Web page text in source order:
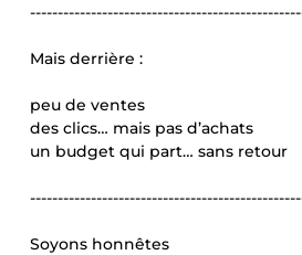
Mais derrière :
peu de ventes
des clics… mais pas d’achats
un budget qui part… sans retour
Soyons honnêtes